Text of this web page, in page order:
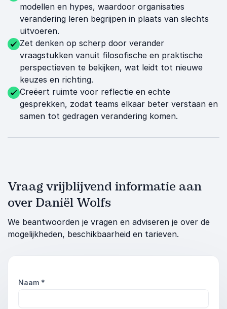
modellen en hypes, waardoor organisaties
verandering leren begrijpen in plaats van slechts
uitvoeren.
Zet denken op scherp door verander
vraagstukken vanuit filosofische en praktische
perspectieven te bekijken, wat leidt tot nieuwe
keuzes en richting.
Creëert ruimte voor reflectie en echte
gesprekken, zodat teams elkaar beter verstaan en
samen tot gedragen verandering komen.
Vraag vrijblijvend informatie aan
over Daniël Wolfs
We beantwoorden je vragen en adviseren je over de
mogelijkheden, beschikbaarheid en tarieven.
Naam *